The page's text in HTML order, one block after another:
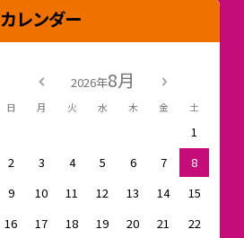
カレンダー
2026年8月
日 月 火 水 木 金 土
1
2
3 4 5 6 7
8
9
10 11 12 13 14
15
16
17 18 19 20 21
22